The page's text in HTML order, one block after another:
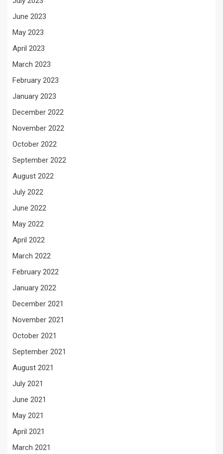
June 2023
May 2023
April 2023
March 2023
February 2023
January 2023
December 2022
November 2022
October 2022
September 2022
August 2022
July 2022
June 2022
May 2022
April 2022
March 2022
February 2022
January 2022
December 2021
November 2021
October 2021
September 2021
August 2021
July 2021
June 2021
May 2021
April 2021
March 2021